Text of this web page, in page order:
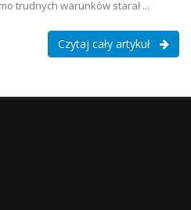
trudnych warunków starał ...
Czytaj cały artykuł